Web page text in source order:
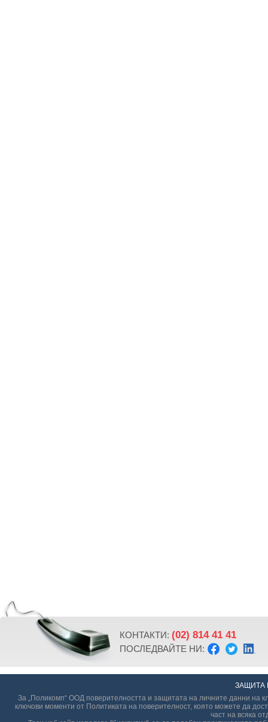
ЗАЩИТА
За „Поликомп“ ООД поверителността и защитата на личните данни на
ключови моменти от Политиката на поверителност, която можете да
част на всяка
КОНТАКТИ: (02) 814 41 41
ПОСЛЕДВАЙТЕ НИ: